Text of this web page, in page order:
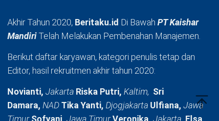
Akhir Tahun 2020, Beritaku.id Di Bawah PT Kaishar
MandiriTelah Melakukan Pembenahan Manajemen.
Berikut daftar karyawan, kategori penulis tetap dan
Editor, hasil rekruitmen akhir tahun 2020:
Novianti, Jakarta Riska Putri, Kaltim, Sri
Damara, NAD Tika Yanti, Djogjakarta Ulfiana, Jawa
TimurSofyani, Jawa TimurVeronika, Jakarta Elsa,